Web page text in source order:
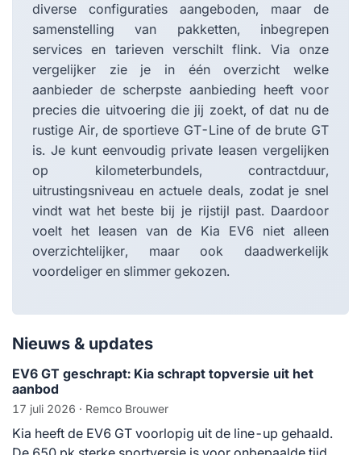
diverse configuraties aangeboden, maar de
samenstelling van pakketten, inbegrepen
services en tarieven verschilt flink. Via onze
vergelijker zie je in één overzicht welke
aanbieder de scherpste aanbieding heeft voor
precies die uitvoering die jij zoekt, of dat nu de
rustige Air, de sportieve GT-Line of de brute GT
is. Je kunt eenvoudig private leasen vergelijken
op kilometerbundels, contractduur,
uitrustingsniveau en actuele deals, zodat je snel
vindt wat het beste bij je rijstijl past. Daardoor
voelt het leasen van de Kia EV6 niet alleen
overzichtelijker, maar ook daadwerkelijk
voordeliger en slimmer gekozen.
Nieuws & updates
EV6 GT geschrapt: Kia schrapt topversie uit het
aanbod
17 juli 2026 · Remco Brouwer
Kia heeft de EV6 GT voorlopig uit de line-up gehaald.